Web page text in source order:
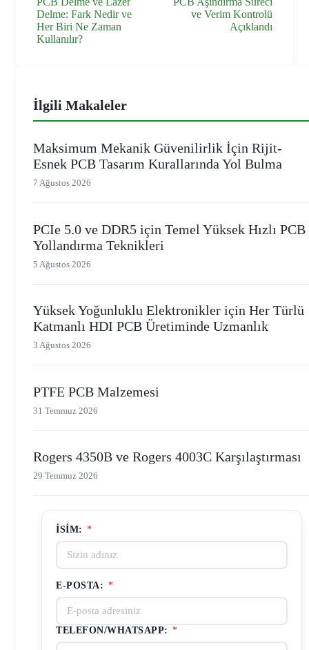
Delme: Fark Nedir ve
Her Biri Ne Zaman
Kullanılır?
ve Verim Kontrolü
Açıklandı
İlgili Makaleler
Maksimum Mekanik Güvenilirlik İçin Rijit-
Esnek PCB Tasarım Kurallarında Yol Bulma
7 Ağustos 2026
PCIe 5.0 ve DDR5 için Temel Yüksek Hızlı PCB
Yollandırma Teknikleri
5 Ağustos 2026
Yüksek Yoğunluklu Elektronikler için Her Türlü
Katmanlı HDI PCB Üretiminde Uzmanlık
3 Ağustos 2026
PTFE PCB Malzemesi
31 Temmuz 2026
Rogers 4350B ve Rogers 4003C Karşılaştırması
29 Temmuz 2026
İSIM: *
E-POSTA: *
TELEFON/WHATSAPP: *